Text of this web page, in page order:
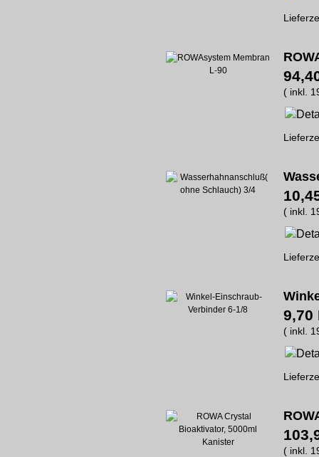
( inkl.
( inkl.
9,70
( inkl.
( inkl.